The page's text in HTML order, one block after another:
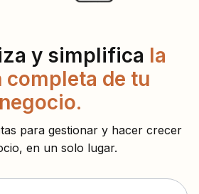
y simplifica la
completa de tu
negocio.
para gestionar y hacer crecer
en un solo lugar.